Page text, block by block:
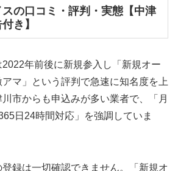
の口コミ・評判・実態【中津
き】
年前後に新規参入し「新規オー
マ」という評判で急速に知名度を上
市からも申込みが多い業者で、「月
日24時間対応」を強調していま
録は一切確認できません。「新規オ